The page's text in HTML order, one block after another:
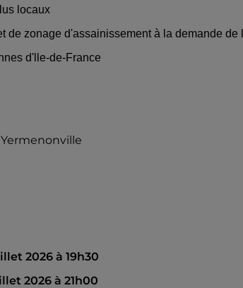
locaux
de zonage d'assainissement à la demande de
d'lle-de-France
Yermenonville
2026 à 19h30
2026 à 21h00